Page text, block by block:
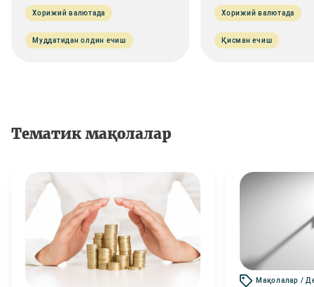
Хорижий валютада
Муддатидан олдин ечиш
Хорижий валютада
Қисман ечиш
Тематик мақолалар
Мақолалар /